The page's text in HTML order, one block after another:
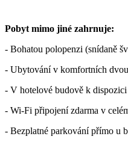
Pobyt mimo jiné zahrnuje:
- Bohatou polopenzi (snídaně
- Ubytování v komfortních
- V hotelové budově k
- Wi-Fi připojení zdarma v
- Bezplatné parkování přímo u